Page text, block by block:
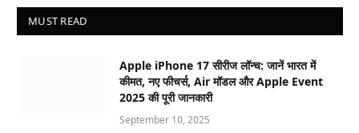
MUST READ
Apple iPhone 17 सीरीज लॉन्च: जानें भारत में
कीमत, नए फीचर्स, Air मॉडल और Apple Event
2025 की पूरी जानकारी
September 10, 2025